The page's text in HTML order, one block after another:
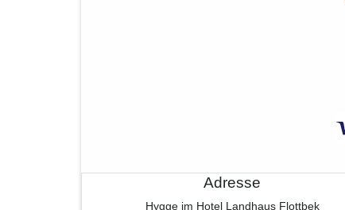
Adresse
Hygge im Hotel Landhaus Flottbek